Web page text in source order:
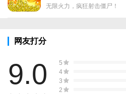
无限火力，疯狂射击僵尸！
网友打分
9.0
5
4
3
2